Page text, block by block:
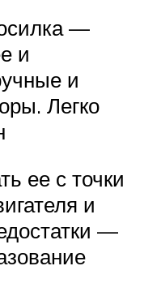
—
и
и
Легко
ее с точки
и
—